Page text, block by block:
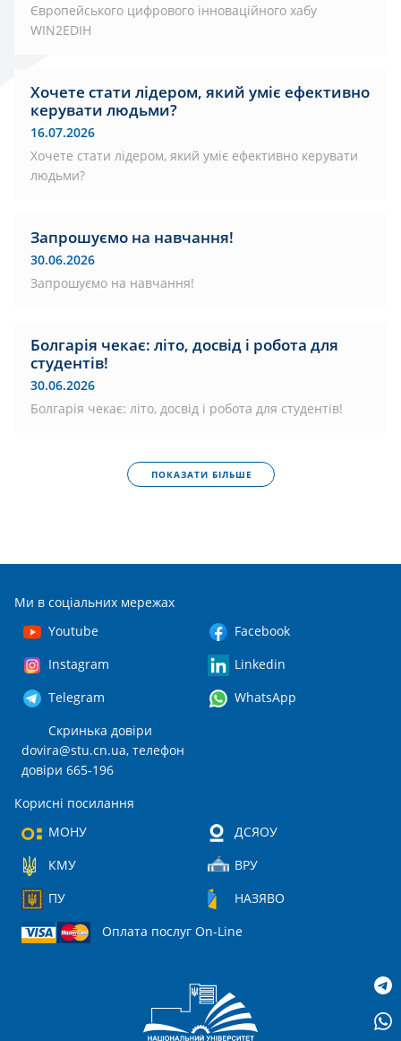
Європейського цифрового інноваційного хабу
WIN2EDIH
Хочете стати лідером, який уміє ефективно
керувати людьми?
16.07.2026
Хочете стати лідером, який уміє ефективно керувати
людьми?
Запрошуємо на навчання!
30.06.2026
Запрошуємо на навчання!
Болгарія чекає: літо, досвід і робота для
студентів!
30.06.2026
Болгарія чекає: літо, досвід і робота для студентів!
ПОКАЗАТИ БІЛЬШЕ
Ми в соціальних мережах
Youtube
Facebook
Instagram
Linkedin
Telegram
WhatsApp
Скринька довіри
dovira@stu.cn.ua, телефон
довіри 665-196
Корисні посилання
МОНУ
ДСЯОУ
КМУ
ВРУ
ПУ
НАЗЯВО
Оплата послуг On-Line